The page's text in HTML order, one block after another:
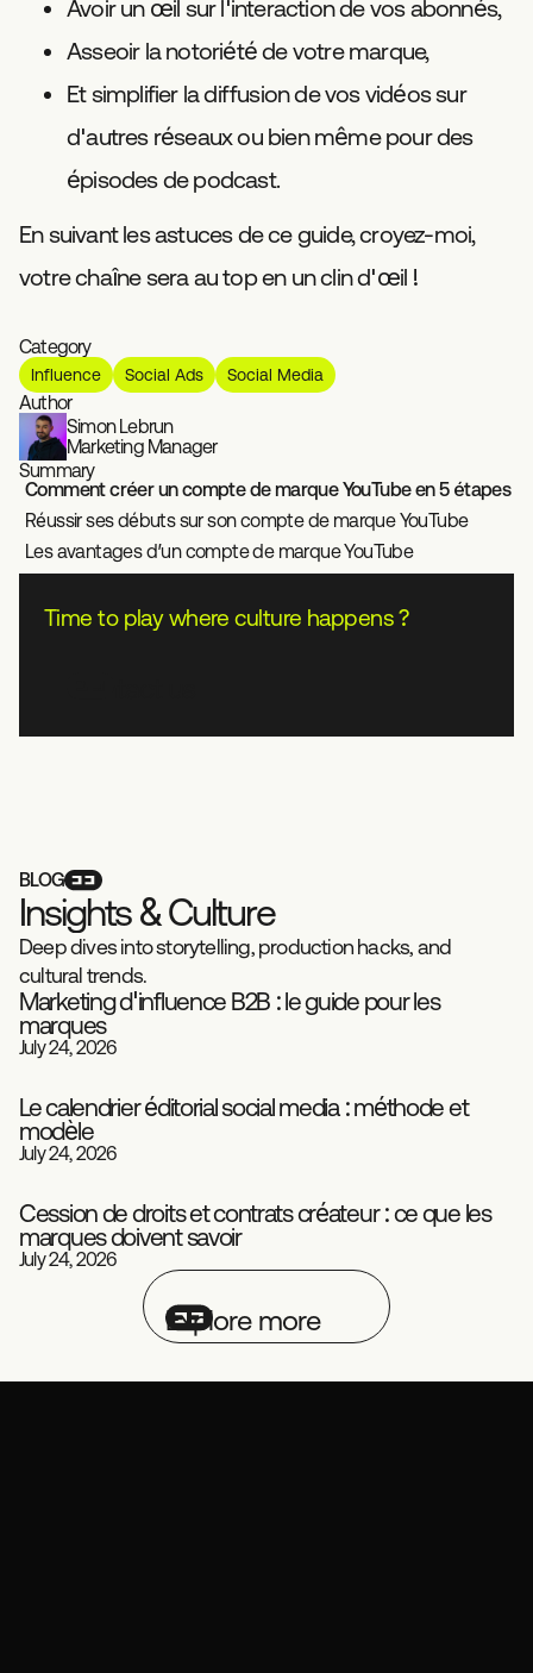
Category
Influence Social Ads Social Media
Author
Simon Lebrun
Marketing Manager
Summary
Comment créer un compte de marque YouTube en 5 étapes
Réussir ses débuts sur son compte de marque YouTube
Les avantages d’un compte de marque YouTube
Time to play where culture happens ?
Avoir un œil sur l'interaction de vos abonnés,
Asseoir la notoriété de votre marque,
Et simplifier la diffusion de vos vidéos sur
d'autres réseaux ou bien même pour des
épisodes de podcast.
En suivant les astuces de ce guide, croyez-moi,
votre chaîne sera au top en un clin d'œil !
BLOG
Insights &Culture
Deep dives into storytelling, production hacks, and
cultural trends.
Playbook
Marketing d'influence B2B : le guide pour les
marques
July 24, 2026
Social Media
Le calendrier éditorial social media : méthode et
modèle
July 24, 2026
Playbook Influence
Cession de droits et contrats créateur : ce que les
marques doivent savoir
July 24, 2026
Explore more